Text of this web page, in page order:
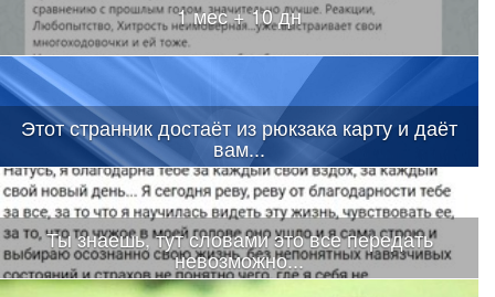
1 мес + 10 дн
Этот странник достаёт из рюкзака карту и даёт
вам...
Ты знаешь, тут словами это все передать
невозможно...